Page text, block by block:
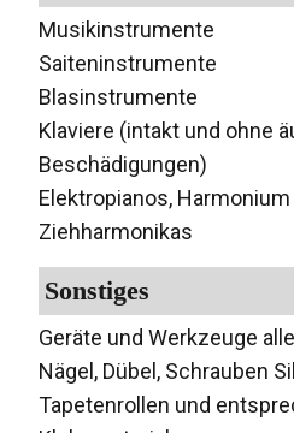
Musikinstrumente
Saiteninstrumente
Blasinstrumente
Klaviere (intakt und ohne
Beschädigungen)
Elektropianos, Harmonium
Ziehharmonikas
Sonstiges
Geräte und Werkzeuge
Nägel, Dübel, Schrauben
Tapetenrollen und